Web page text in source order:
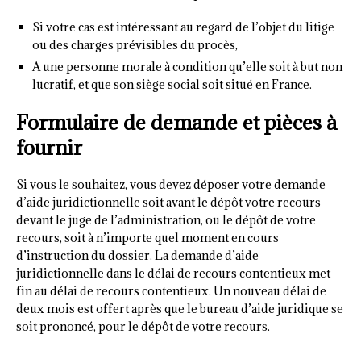
Si votre cas est intéressant au regard de l’objet du litige
ou des charges prévisibles du procès,
A une personne morale à condition qu’elle soit à but non
lucratif, et que son siège social soit situé en France.
Formulaire de demande et pièces à
fournir
Si vous le souhaitez, vous devez déposer votre demande
d’aide juridictionnelle soit avant le dépôt votre recours
devant le juge de l’administration, ou le dépôt de votre
recours, soit à n’importe quel moment en cours
d’instruction du dossier. La demande d’aide
juridictionnelle dans le délai de recours contentieux met
fin au délai de recours contentieux. Un nouveau délai de
deux mois est offert après que le bureau d’aide juridique se
soit prononcé, pour le dépôt de votre recours.